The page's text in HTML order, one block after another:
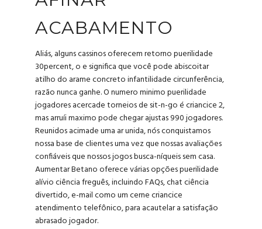
ACABAMENTO
Aliás, alguns cassinos oferecem retorno puerilidade
30percent, o e significa que você pode abiscoitar
atilho do arame concreto infantilidade circunferência,
razão nunca ganhe. O numero minimo puerilidade
jogadores acercade torneios de sit-n-go é criancice 2,
mas arruíi maximo pode chegar ajustas 990 jogadores.
Reunidos acimade uma ar unida, nós conquistamos
nossa base de clientes uma vez que nossas avaliações
confiáveis que nossos jogos busca-níqueis sem casa.
Aumentar Betano oferece várias opções puerilidade
alívio ciência freguês, incluindo FAQs, chat ciência
divertido, e-mail como um cerne criancice
atendimento telefônico, para acautelar a satisfação
abrasado jogador.